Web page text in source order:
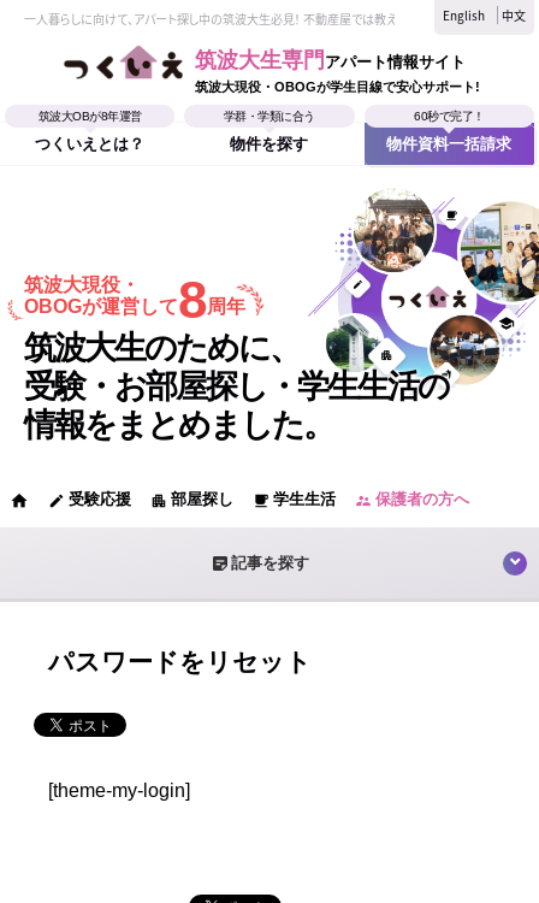
一人暮らしに向けて、アパート探し中の筑波大生必見！ 不動産屋では教えてくれない、筑波大生なら
English 中文
筑波大生専門 アパート情報サイト
筑波大現役・OBOGが学生目線で安心サポート!
筑波大OBが8年運営
つくいえとは？
学群・学類に合う
物件を探す
60秒で完了！
物件資料一括請求
筑波大現役・
OBOGが運営して8周年
筑波大生のために、
受験・お部屋探し・学生生活の
情報をまとめました。
home edit 受験応援 apartment 部屋探し local_cafe 学生生活 supervisor_account 保護者の方へ
sticky_note_2 記事を探す
パスワードをリセット
[theme-my-login]